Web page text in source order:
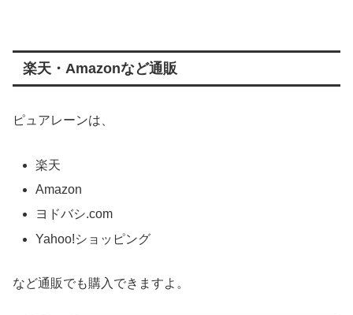
楽天・Amazonなど通販
ピュアレーンは、
楽天
Amazon
ヨドバシ.com
Yahoo!ショッピング
など通販でも購入できますよ。